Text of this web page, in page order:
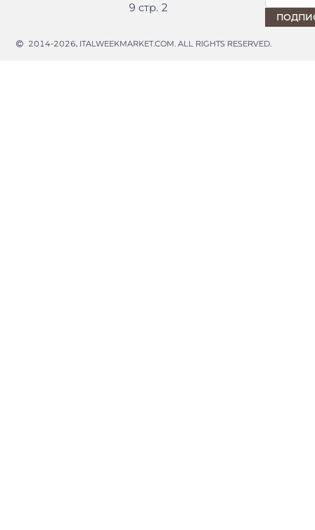
9 стр. 2
2014-2026, ITALWEEKMARKET.COM. ALL RIGHTS RESERVED.